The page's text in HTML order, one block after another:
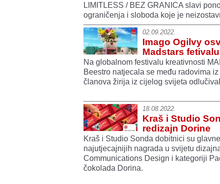
LIMITLESS / BEZ GRANICA slavi
ograničenja i sloboda koje je
02.09.2022.
Imago Ogilvy
Madstars fetivalu
Na globalnom festivalu kreativnosti
Beestro natjecala se među radovima
članova žirija iz cijelog svijeta
18.08.2022.
Kraš i Studio
redizajn Dorine
Kraš i Studio Sonda dobitnici su
najutjecajnijih nagrada u svijetu
Communications Design i kategoriji
čokolada Dorina.